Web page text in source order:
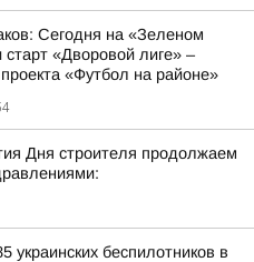
Сегодня на «Зеленом
старт «Дворовой лиге» –
«Футбол на районе»
Дня строителя продолжаем
украинских беспилотников в